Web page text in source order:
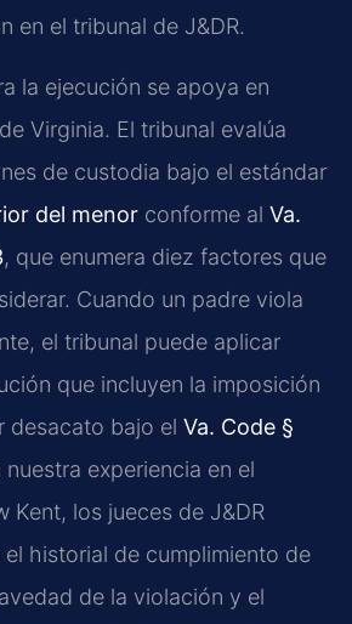
en el tribunal de J&DR.
la ejecución se apoya en
Virginia. El tribunal evalúa
de custodia bajo el estándar
del menor conforme al Va.
, que enumera diez factores que
Cuando un padre viola
el tribunal puede aplicar
que incluyen la imposición
desacato bajo el Va. Code §
nuestra experiencia en el
Kent, los jueces de J&DR
historial de cumplimiento de
de la violación y el